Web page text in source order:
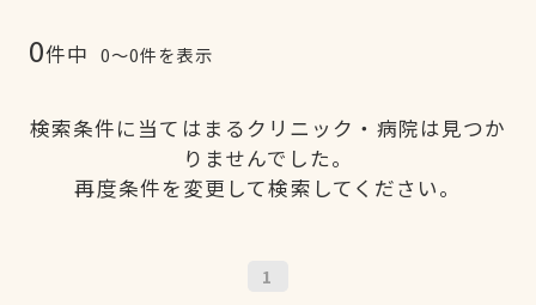
0件中 0〜0件を表示
検索条件に当てはまるクリニック・病院は見つか
りませんでした。
再度条件を変更して検索してください。
1